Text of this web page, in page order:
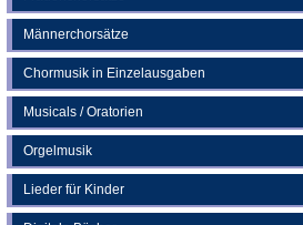
Männerchorsätze
Chormusik in Einzelausgaben
Musicals / Oratorien
Orgelmusik
Lieder für Kinder